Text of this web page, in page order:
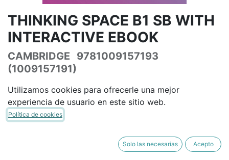
THINKING SPACE B1 SB WITH
INTERACTIVE EBOOK
CAMBRIDGE
9781009157193
(1009157191)
39,51€ 46,48€ IVA Incluido
COMPRAR AHORA
Utilizamos cookies para ofrecerle una mejor
experiencia de usuario en este sitio web.
Política de cookies
Solo las necesarias Acepto